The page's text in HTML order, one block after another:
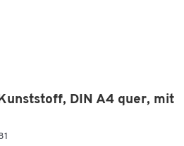
DIN A4 quer, mit